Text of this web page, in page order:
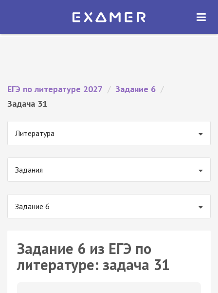
Экзамер — ЕГЭ 2027
ОТКРЫТЬ
ЕГЭ по литературе 2027 / Задание 6 /
Задача 31
Литература
Задания
Задание 6
Задание 6 из ЕГЭ по
литературе: задача 31